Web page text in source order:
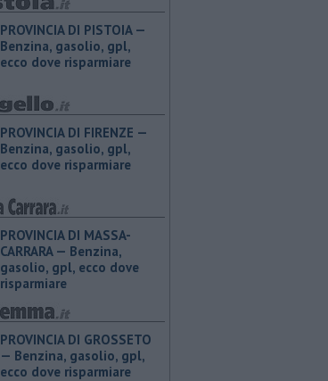
PROVINCIA DI PISTOIA — ​
Benzina, gasolio, gpl,
ecco dove risparmiare
PROVINCIA DI FIRENZE — ​
Benzina, gasolio, gpl,
ecco dove risparmiare
PROVINCIA DI MASSA-
CARRARA — ​Benzina,
gasolio, gpl, ecco dove
risparmiare
PROVINCIA DI GROSSETO
— ​Benzina, gasolio, gpl,
ecco dove risparmiare